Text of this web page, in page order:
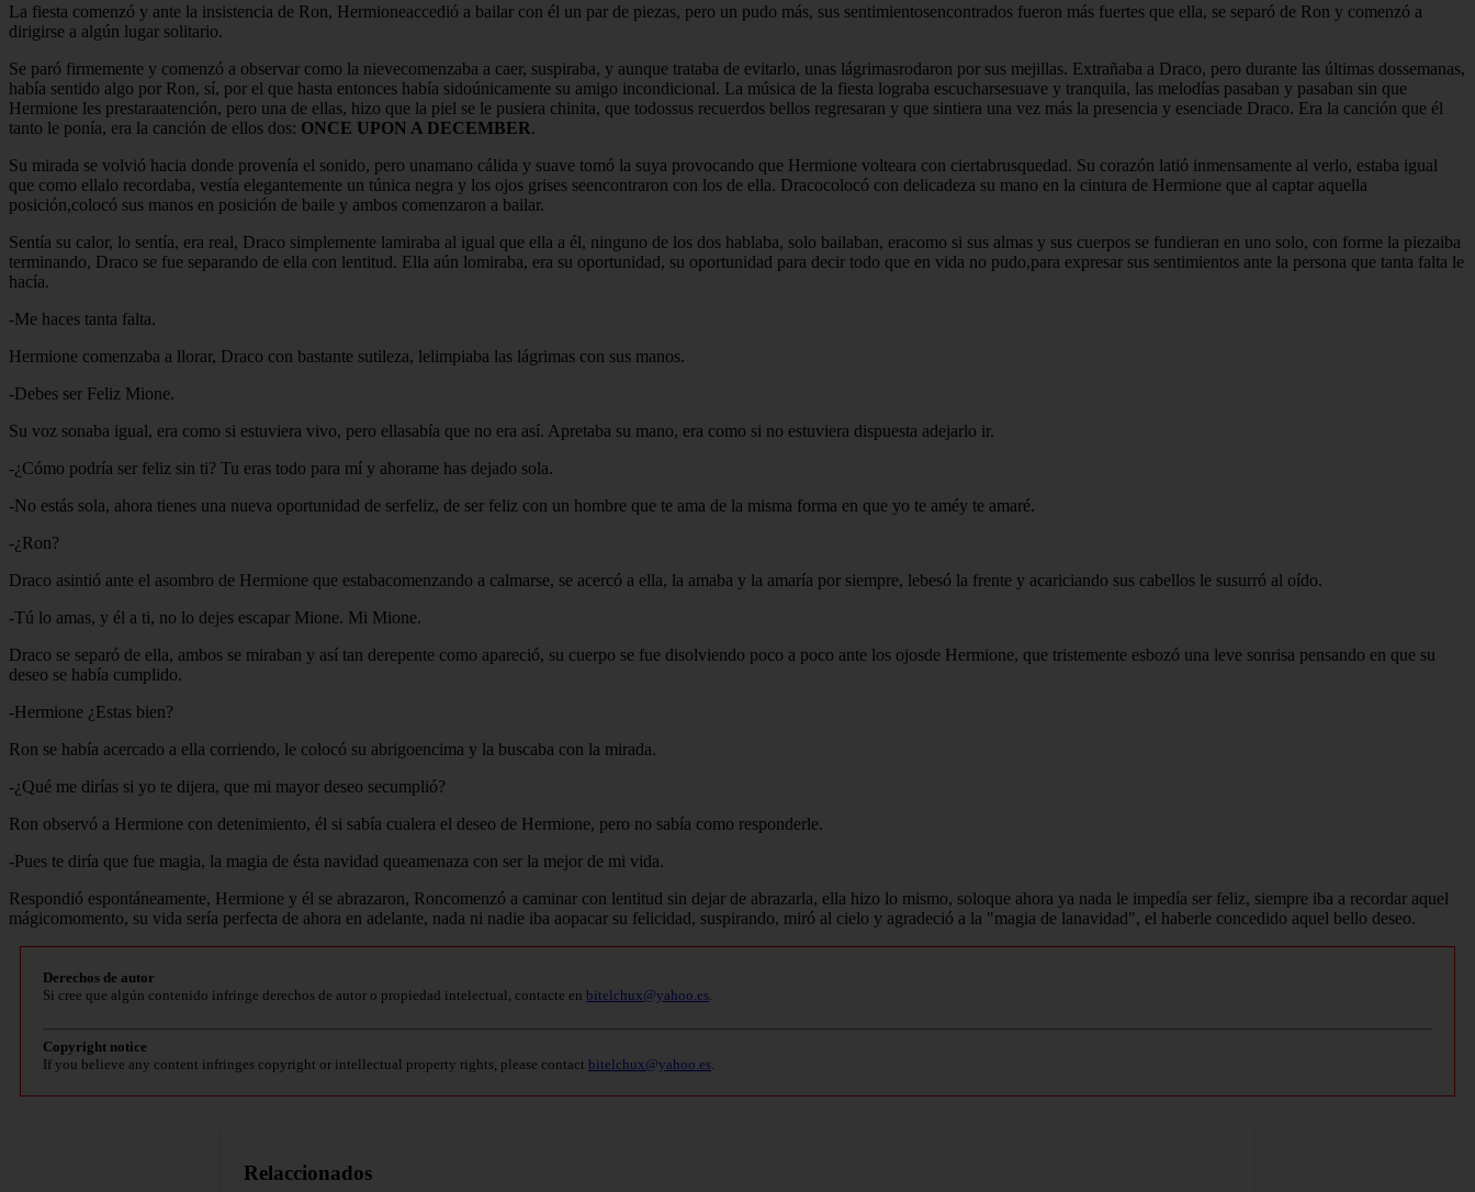
La fiesta comenzó y ante la insistencia de Ron, Hermioneaccedió a bailar con él un par de piezas, pero un pudo más, sus sentimientosencontrados fueron más fuertes que ella, se separó de Ron y comenzó a
dirigirse a algún lugar solitario.
Se paró firmemente y comenzó a observar como la nievecomenzaba a caer, suspiraba, y aunque trataba de evitarlo, unas lágrimasrodaron por sus mejillas. Extrañaba a Draco, pero durante las últimas dossemanas,
había sentido algo por Ron, sí, por el que hasta entonces había sidoúnicamente su amigo incondicional. La música de la fiesta lograba escucharsesuave y tranquila, las melodías pasaban y pasaban sin que
Hermione les prestaraatención, pero una de ellas, hizo que la piel se le pusiera chinita, que todossus recuerdos bellos regresaran y que sintiera una vez más la presencia y esenciade Draco. Era la canción que él
tanto le ponía, era la canción de ellos dos: ONCE UPON A DECEMBER.
Su mirada se volvió hacia donde provenía el sonido, pero unamano cálida y suave tomó la suya provocando que Hermione volteara con ciertabrusquedad. Su corazón latió inmensamente al verlo, estaba igual
que como ellalo recordaba, vestía elegantemente un túnica negra y los ojos grises seencontraron con los de ella. Dracocolocó con delicadeza su mano en la cintura de Hermione que al captar aquella
posición,colocó sus manos en posición de baile y ambos comenzaron a bailar.
Sentía su calor, lo sentía, era real, Draco simplemente lamiraba al igual que ella a él, ninguno de los dos hablaba, solo bailaban, eracomo si sus almas y sus cuerpos se fundieran en uno solo, con forme la piezaiba
terminando, Draco se fue separando de ella con lentitud. Ella aún lomiraba, era su oportunidad, su oportunidad para decir todo que en vida no pudo,para expresar sus sentimientos ante la persona que tanta falta le
hacía.
-Me haces tanta falta.
Hermione comenzaba a llorar, Draco con bastante sutileza, lelimpiaba las lágrimas con sus manos.
-Debes ser Feliz Mione.
Su voz sonaba igual, era como si estuviera vivo, pero ellasabía que no era así. Apretaba su mano, era como si no estuviera dispuesta adejarlo ir.
-¿Cómo podría ser feliz sin ti? Tu eras todo para mí y ahorame has dejado sola.
-No estás sola, ahora tienes una nueva oportunidad de serfeliz, de ser feliz con un hombre que te ama de la misma forma en que yo te améy te amaré.
-¿Ron?
Draco asintió ante el asombro de Hermione que estabacomenzando a calmarse, se acercó a ella, la amaba y la amaría por siempre, lebesó la frente y acariciando sus cabellos le susurró al oído.
-Tú lo amas, y él a ti, no lo dejes escapar Mione. Mi Mione.
Draco se separó de ella, ambos se miraban y así tan derepente como apareció, su cuerpo se fue disolviendo poco a poco ante los ojosde Hermione, que tristemente esbozó una leve sonrisa pensando en que su
deseo se había cumplido.
-Hermione ¿Estas bien?
Ron se había acercado a ella corriendo, le colocó su abrigoencima y la buscaba con la mirada.
-¿Qué me dirías si yo te dijera, que mi mayor deseo secumplió?
Ron observó a Hermione con detenimiento, él si sabía cualera el deseo de Hermione, pero no sabía como responderle.
-Pues te diría que fue magia, la magia de ésta navidad queamenaza con ser la mejor de mi vida.
Respondió espontáneamente, Hermione y él se abrazaron, Roncomenzó a caminar con lentitud sin dejar de abrazarla, ella hizo lo mismo, soloque ahora ya nada le impedía ser feliz, siempre iba a recordar aquel
mágicomomento, su vida sería perfecta de ahora en adelante, nada ni nadie iba aopacar su felicidad, suspirando, miró al cielo y agradeció a la "magia de lanavidad", el haberle concedido aquel bello deseo.
Derechos de autor
Si cree que algún contenido infringe derechos de autor o propiedad intelectual, contacte en bitelchux@yahoo.es
Copyright notice
If you believe any content infringes copyright or intellectual property rights, please contact bitelchux@yahoo.es
Relaccionados